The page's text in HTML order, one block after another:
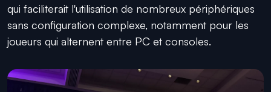
qui faciliterait l'utilisation de nombreux périphériques
sans configuration complexe, notamment pour les
joueurs qui alternent entre PC et consoles.